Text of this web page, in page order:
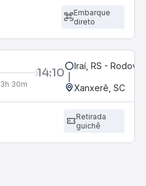
Embarque
direto
14:10
3h 30m
Iraí, RS -
Xanxerê, SC
Retirada
guichê